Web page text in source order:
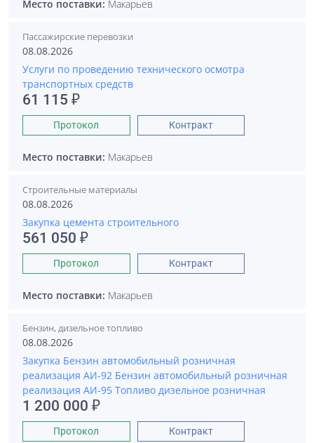
Место поставки: Макарьев
Пассажирские перевозки
08.08.2026
Услуги по проведению технического осмотра
транспортных средств
61 115 ₽
Протокол Контракт
Место поставки: Макарьев
Строительные материалы
08.08.2026
Закупка цемента строительного
561 050 ₽
Протокол Контракт
Место поставки: Макарьев
Бензин, дизельное топливо
08.08.2026
Закупка Бензин автомобильный розничная
реализация АИ-92 Бензин автомобильный розничная
реализация АИ-95 Топливо дизельное розничная
1 200 000 ₽
Протокол Контракт